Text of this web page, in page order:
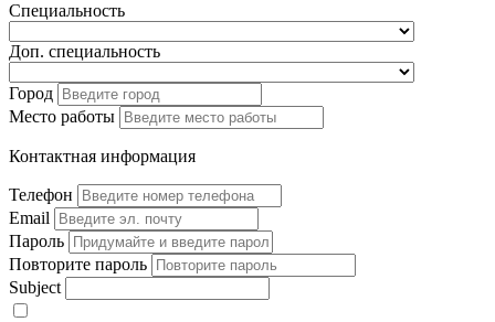
Специальность
Доп. специальность
Город
Место работы
Контактная информация
Телефон
Email
Пароль
Повторите пароль
Subject